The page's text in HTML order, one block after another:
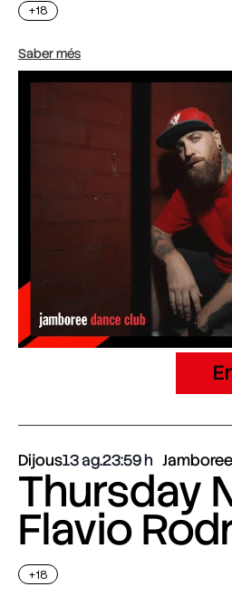
+18
Saber més
Dijous13 ag.23:59
Thursday
Flavio
+18